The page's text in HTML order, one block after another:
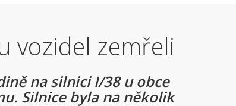
vozidel zemřeli
na silnici I/38 u obce
Silnice byla na několik